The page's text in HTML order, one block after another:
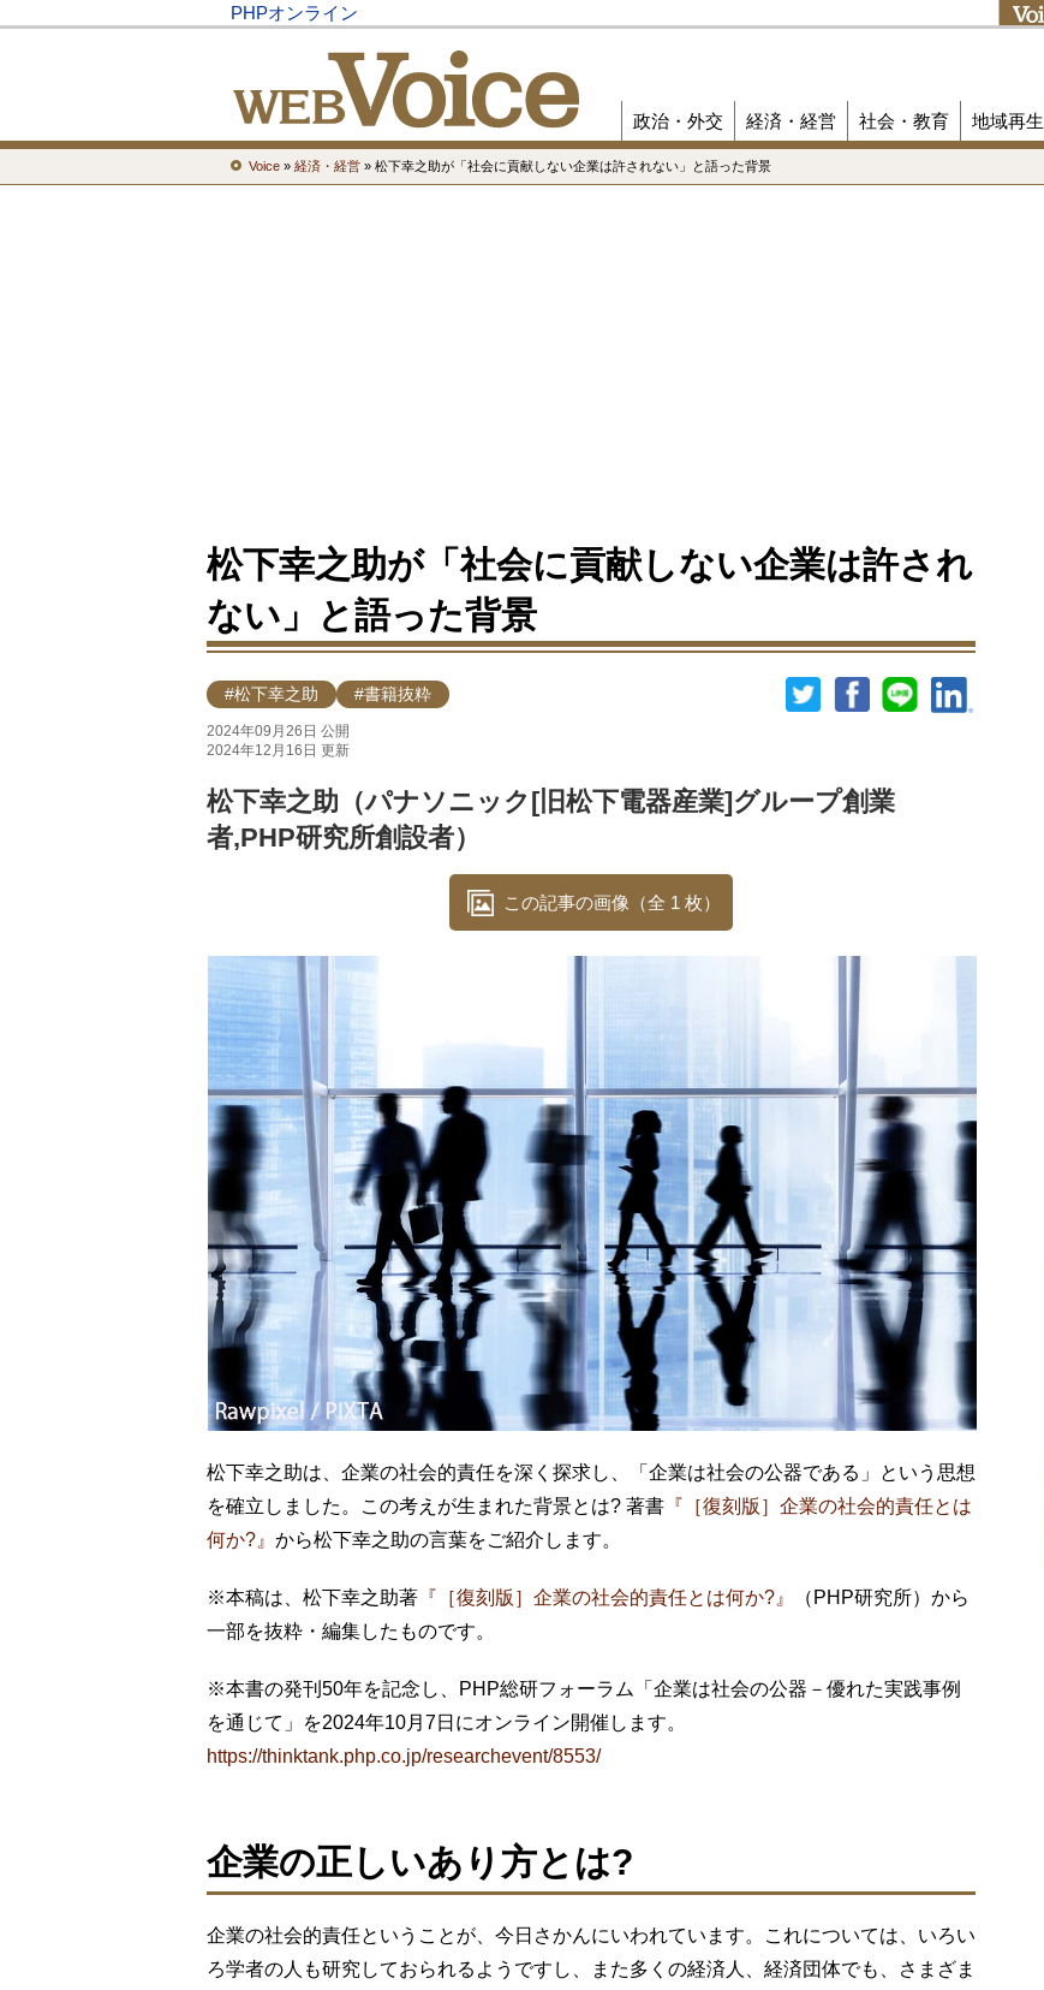
PHPオンライン
政治・外交 経済・経営 社会・教育 地域再生
Voice » 経済・経営 » 松下幸之助が「社会に貢献しない企業は許されない」と語った背景
松下幸之助が「社会に貢献しない企業は許され
ない」と語った背景
#松下幸之助 #書籍抜粋
2024年09月26日 公開
2024年12月16日 更新
松下幸之助（パナソニック[旧松下電器産業]グループ創業
者,PHP研究所創設者）
この記事の画像（全 1 枚）
松下幸之助は、企業の社会的責任を深く探求し、「企業は社会の公器である」という思想
を確立しました。この考えが生まれた背景とは? 著書 『［復刻版］企業の社会的責任とは
何か?』 から松下幸之助の言葉をご紹介します。
※本稿は、松下幸之助著 『［復刻版］企業の社会的責任とは何か?』
（PHP研究所）から
一部を抜粋・編集したものです。
※本書の発刊50年を記念し、PHP総研フォーラム「企業は社会の公器－優れた実践事例
を通じて」を2024年10月7日にオンライン開催します。
https://thinktank.php.co.jp/researchevent/8553/
企業の正しいあり方とは?
企業の社会的責任ということが、今日さかんにいわれています。これについては、いろい
ろ学者の人も研究しておられるようですし、また多くの経済人、経済団体でも、さまざま